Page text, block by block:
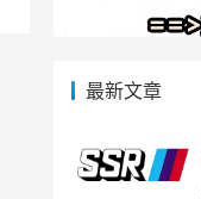
最新文章